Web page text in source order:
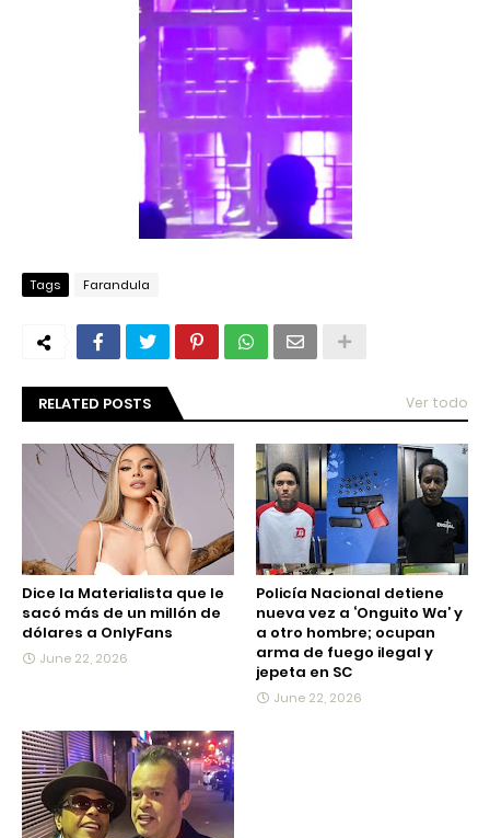
Tags Farandula
RELATED POSTS Ver todo
Dice la Materialista que le
sacó más de un millón de
dólares a OnlyFans
June 22, 2026
Policía Nacional detiene
nueva vez a ‘Onguito Wa’ y
a otro hombre; ocupan
arma de fuego ilegal y
jepeta en SC
June 22, 2026